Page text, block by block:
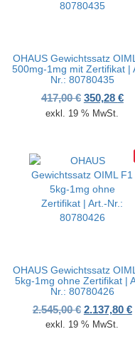
OHAUS Gewichtssatz
500mg-1mg mit Zertifikat |
Nr.: 80780435
417,00€ 350,28 €
exkl. 19 % MwSt.
OHAUS Gewichtssatz
5kg-1mg ohne Zertifikat |
Nr.: 80780426
2.545,00€ 2.137,80 €
exkl. 19 % MwSt.